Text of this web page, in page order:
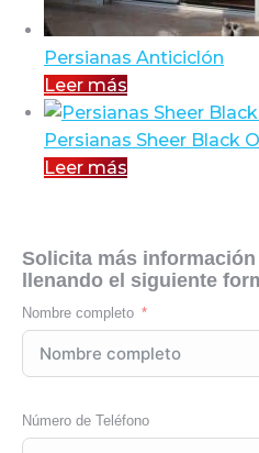
Persianas Anticiclón
Leer más
Persianas Sheer Black
Leer más
Solicita más
llenando el siguiente
Nombre completo
Número de Teléfono